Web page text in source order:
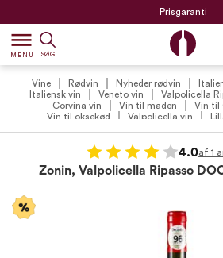
Prisgaranti
dehaze
MENU SØG
Vine Rødvin Nyheder rødvin
Italiensk vin
Veneto vin Valpolicella
Corvina vin
Vin til maden Vin til
Vin til oksekød
Valpolicella vin
4.0af 1
Zonin, Valpolicella Ripasso